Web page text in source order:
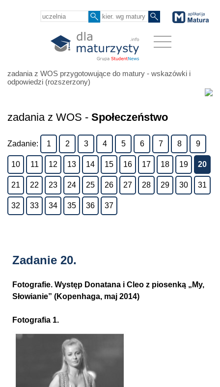
zadania z WOS przygotowujące do matury - wskazówki i
odpowiedzi (rozszerzony)
zadania z WOS - Społeczeństwo
Zadanie: 1 2 3 4 5 6 7 8 9
10 11 12 13 14 15 16 17 18 19 20
21 22 23 24 25 26 27 28 29 30 31
32 33 34 35 36 37
Zadanie 20.
Fotografie. Występ Donatana i Cleo z piosenką „My,
Słowianie” (Kopenhaga, maj 2014)
Fotografia 1.